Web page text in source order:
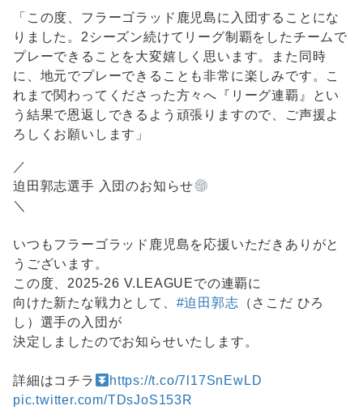
「この度、フラーゴラッド鹿児島に入団することにな
りました。2シーズン続けてリーグ制覇をしたチームで
プレーできることを大変嬉しく思います。また同時
に、地元でプレーできることも非常に楽しみです。こ
れまで関わってくださった方々へ『リーグ連覇』とい
う結果で恩返しできるよう頑張りますので、ご声援よ
ろしくお願いします」
／
迫田郭志選手 入団のお知らせ
＼
いつもフラーゴラッド鹿児島を応援いただきありがと
うございます。
この度、2025-26 V.LEAGUEでの連覇に
向けた新たな戦力として、 #迫田郭志 （さこだ ひろ
し）選手の入団が
決定しましたのでお知らせいたします。
詳細はコチラ
https://t.co/7l17SnEwLD
pic.twitter.com/TDsJoS153R